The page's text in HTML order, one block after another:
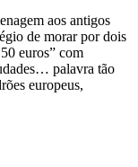
aos antigos
de morar por dois
euros” com
palavra tão
europeus,